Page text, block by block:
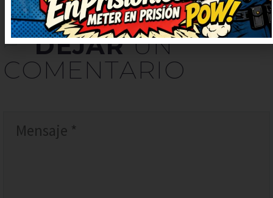
DEJARUN
COMENTARIO